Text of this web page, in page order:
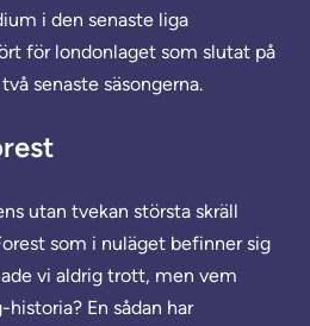
i den senaste liga
för londonlaget som slutat på
senaste säsongerna.
utan tvekan största skräll
som i nuläget befinner sig
vi aldrig trott, men vem
En sådan har